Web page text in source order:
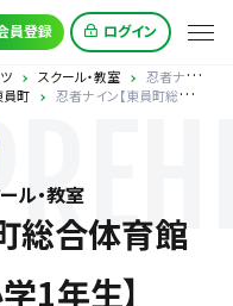
員登録 ログイン
スクール・教室
忍者ナイン【東員町総合体育館ラボ/年中～小学1年生】
員町 忍者ナイン【東員町総合体育館ラボ/年中～小学1年生】
ル・教室
総合体育館
1年生】